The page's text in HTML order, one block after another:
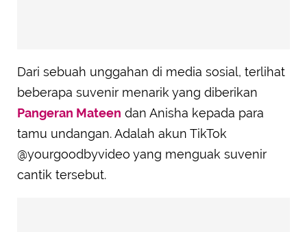
Dari sebuah unggahan di media sosial, terlihat
beberapa suvenir menarik yang diberikan
Pangeran Mateen dan Anisha kepada para
tamu undangan. Adalah akun TikTok
@yourgoodbyvideo yang menguak suvenir
cantik tersebut.